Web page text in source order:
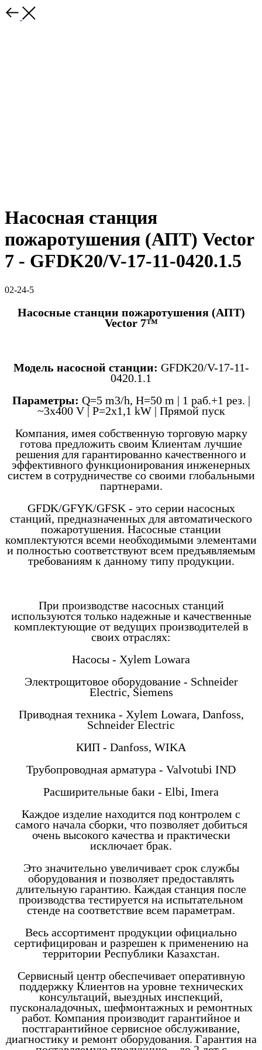
Насосная станция
пожаротушения (АПТ) Vector
7 - GFDK20/V-17-11-0420.1.5
02-24-5
Насосные станции пожаротушения (АПТ)
Vector 7™
Модель насосной станции: GFDK20/V-17-11-
0420.1.1
Параметры: Q=5 m3/h, H=50 m | 1 раб.+1 рез. |
~3x400 V | P=2x1,1 kW | Прямой пуск
Компания, имея собственную торговую марку
готова предложить своим Клиентам лучшие
решения для гарантированно качественного и
эффективного функционирования инженерных
систем в сотрудничестве со своими глобальными
партнерами.
GFDK/GFYK/GFSK - это серии насосных
станций, предназначенных для автоматического
пожаротушения. Насосные станции
комплектуются всеми необходимыми элементами
и полностью соответствуют всем предъявляемым
требованиям к данному типу продукции.
При производстве насосных станций
используются только надежные и качественные
комплектующие от ведущих производителей в
своих отраслях:
Насосы - Xylem Lowara
Электрощитовое оборудование - Schneider
Electric, Siemens
Приводная техника - Xylem Lowara, Danfoss,
Schneider Electric
КИП - Danfoss, WIKA
Трубопроводная арматура - Valvotubi IND
Расширительные баки - Elbi, Imera
Каждое изделие находится под контролем с
самого начала сборки, что позволяет добиться
очень высокого качества и практически
исключает брак.
Это значительно увеличивает срок службы
оборудования и позволяет предоставлять
длительную гарантию. Каждая станция после
производства тестируется на испытательном
стенде на соответствие всем параметрам.
Весь ассортимент продукции официально
сертифицирован и разрешен к применению на
территории Республики Казахстан.
Сервисный центр обеспечивает оперативную
поддержку Клиентов на уровне технических
консультаций, выездных инспекций,
пусконаладочных, шефмонтажных и ремонтных
работ. Компания производит гарантийное и
постгарантийное сервисное обслуживание,
диагностику и ремонт оборудования. Гарантия на